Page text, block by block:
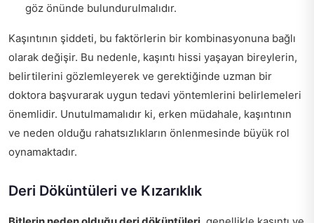
göz önünde bulundurulmalıdır.
Kaşıntının şiddeti, bu faktörlerin bir kombinasyonuna bağlı
olarak değişir. Bu nedenle, kaşıntı hissi yaşayan bireylerin,
belirtilerini gözlemleyerek ve gerektiğinde uzman bir
doktora başvurarak uygun tedavi yöntemlerini belirlemeleri
önemlidir. Unutulmamalıdır ki, erken müdahale, kaşıntının
ve neden olduğu rahatsızlıkların önlenmesinde büyük rol
oynamaktadır.
Deri Döküntüleri ve Kızarıklık